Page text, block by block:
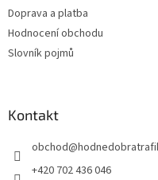
Doprava a platba
Hodnocení obchodu
Slovník pojmů
Kontakt
obchod@
+420 702 436 046